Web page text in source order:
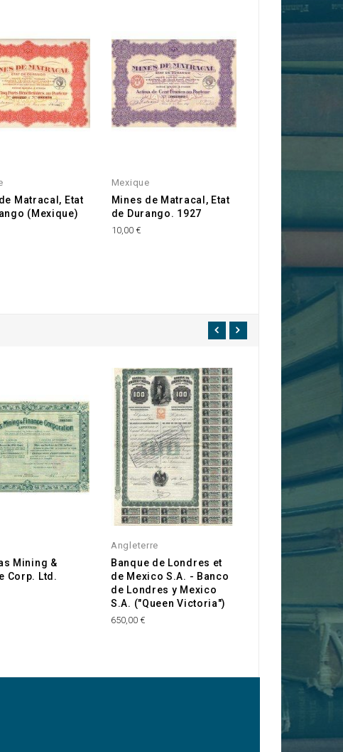
Matracal, Etat
(Mexique)
Mexique
Mines de Matracal, Etat
de Durango. 1927
10,00 €
Mining &
Corp. Ltd.
Angleterre
Banque de Londres et
de Mexico S.A. - Banco
de Londres y Mexico
S.A. ("Queen Victoria")
650,00 €